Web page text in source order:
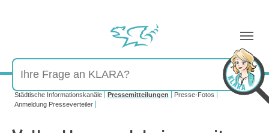
Sie sind hier:
Städtische Informationskanäle Pressemitteilungen
Presse-Fotos
Anmeldung Presseverteiler